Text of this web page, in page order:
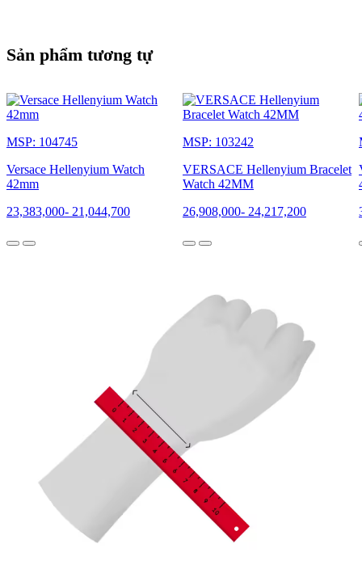
Sản phẩm tương tự
MSP: 104745
Versace Hellenyium Watch
42mm
23,383,000- 21,044,700
MSP: 103242
VERSACE Hellenyium Bracelet
Watch 42MM
26,908,000- 24,217,200